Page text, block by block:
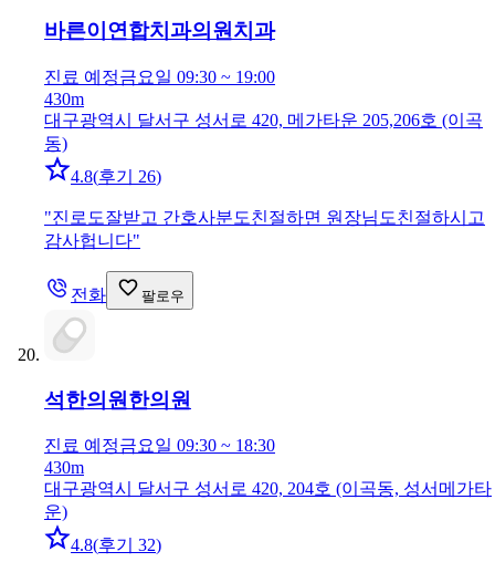
바른이연합치과의원치과
진료 예정금요일 09:30 ~ 19:00
430m
대구광역시 달서구 성서로 420, 메가타운 205,206호 (이곡
동)
4.8(후기 26)
"진로도잘받고 간호사분도친절하면 원장님도친절하시고
감사헙니다"
전화 팔로우
석한의원 한의원
진료 예정금요일 09:30 ~ 18:30
430m
대구광역시 달서구 성서로 420, 204호 (이곡동, 성서메가타
운)
4.8(후기 32)